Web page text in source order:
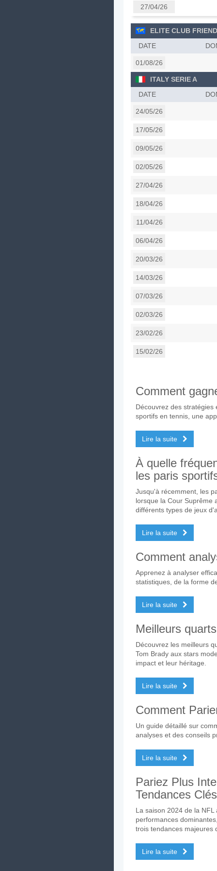
27/04/26
ELITE CLUB
DATE
01/08/26
ITALY SERIE A
DATE
24/05/26
17/05/26
09/05/26
02/05/26
27/04/26
18/04/26
11/04/26
06/04/26
20/03/26
14/03/26
07/03/26
02/03/26
23/02/26
15/02/26
Comment
Découvrez des
sportifs en tennis, une
Lire la suite
À quelle
les paris
Jusqu'à récemment, les
lorsque la Cour Suprême
différents types de jeux
Lire la suite
Comment
Apprenez à analyser
statistiques, de la forme
Lire la suite
Meilleurs
Découvrez les meilleurs
Tom Brady aux stars
impact et leur héritage.
Lire la suite
Comment
Un guide détaillé sur
analyses et des conseils
Lire la suite
Pariez Plus
Tendances
La saison 2024 de la
performances
trois tendances majeures
Lire la suite